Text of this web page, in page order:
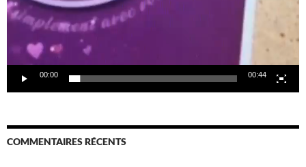
00:00 00:44
COMMENTAIRES RÉCENTS